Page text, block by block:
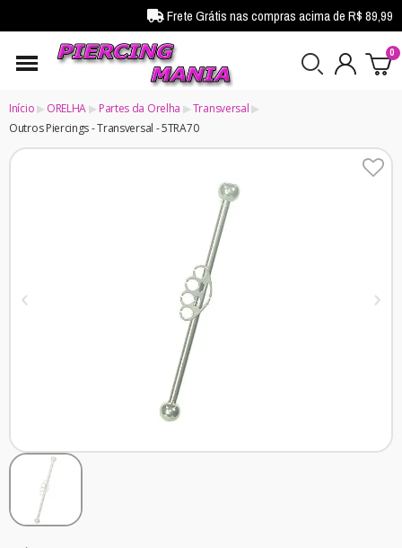
Frete Grátis nas compras acima de R$ 89,99
Início ORELHA Partes da Orelha
Transversal
Outros Piercings - Transversal - 5TRA70